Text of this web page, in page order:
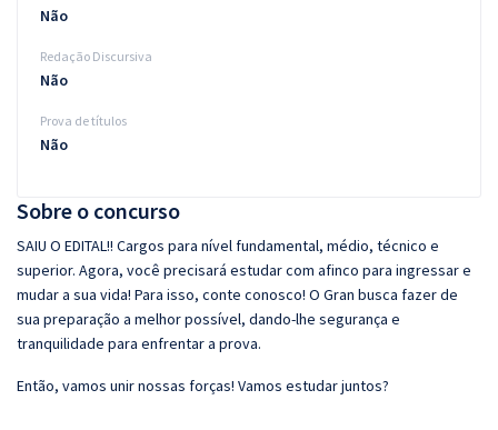
Sobre o concurso
SAIU O EDITAL!! Cargos para nível fundamental, médio, técnico e
superior. Agora, você precisará estudar com afinco para ingressar e
mudar a sua vida! Para isso, conte conosco! O Gran busca fazer de
sua preparação a melhor possível, dando-lhe segurança e
tranquilidade para enfrentar a prova.
Então, vamos unir nossas forças! Vamos estudar juntos?
Não
Redação Discursiva
Não
Prova de títulos
Não